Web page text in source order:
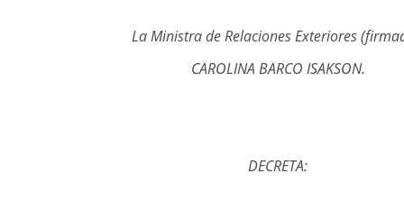
La Ministra de Relaciones Exteriores
CAROLINA BARCO ISAKSON.
DECRETA: